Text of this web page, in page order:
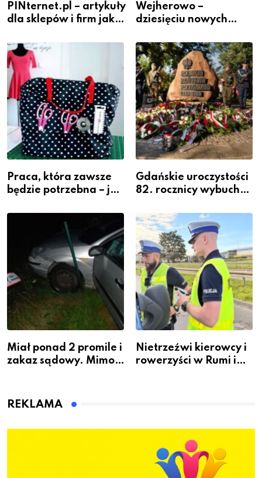
PINternet.pl – artykuły
dla sklepów i firm jako
widoczność
Wejherowo –
dziesięciu nowych
szeregach Komendy
Powiatowej
Praca, która zawsze
będzie potrzebna – jak
zawodem przyszłości i
gdzie się go nauczyć?
Gdańskie uroczystości
82. rocznicy wybuchu
Warszawskiego
Miał ponad 2 promile i
zakaz sądowy. Mimo
Bolszewie i uderzył w
Nietrzeźwi kierowcy i
rowerzyści w Rumi i
REKLAMA